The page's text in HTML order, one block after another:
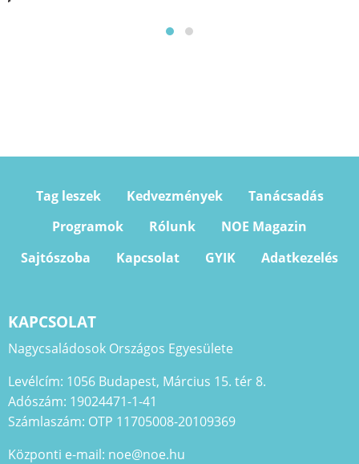
Tag leszek Kedvezmények
Tanácsadás
Programok
Rólunk
NOE Magazin
Sajtószoba
Kapcsolat GYIK Adatkezelés
KAPCSOLAT
Nagycsaládosok Országos Egyesülete
Levélcím: 1056 Budapest, Március 15. tér 8.
Adószám: 19024471-1-41
Számlaszám: OTP 11705008-20109369
Központi e-mail: noe@noe.hu